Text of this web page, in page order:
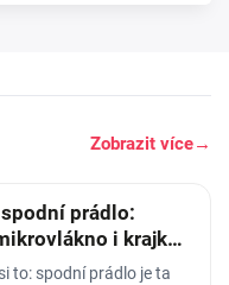
Zobrazit více→
prádlo:
i krajka,
to: spodní prádlo je ta